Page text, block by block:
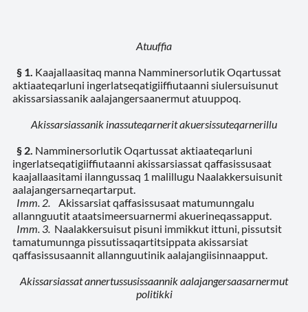
Atuuffia
§ 1. Kaajallaasitaq manna Namminersorlutik Oqartussat
aktiaateqarluni ingerlatseqatigiiffiutaanni siulersuisunut
akissarsiassanik aalajangersaanermut atuuppoq.
Akissarsiassanik inassuteqarnerit akuersissuteqarnerillu
§ 2. Namminersorlutik Oqartussat aktiaateqarluni
ingerlatseqatigiiffiutaanni akissarsiassat qaffasissusaat
kaajallaasitami ilanngussaq 1 malillugu Naalakkersuisunit
aalajangersarneqartarput.
Imm. 2.
Akissarsiat qaffasissusaat matumunngalu
allannguutit ataatsimeersuarnermi akuerineqassapput.
Imm. 3. Naalakkersuisut pisuni immikkut ittuni, pissutsit
tamatumunnga pissutissaqartitsippata akissarsiat
qaffasissusaannit allannguutinik aalajangiisinnaapput.
Akissarsiassat annertussusissaannik aalajangersaasarnermut
politikki